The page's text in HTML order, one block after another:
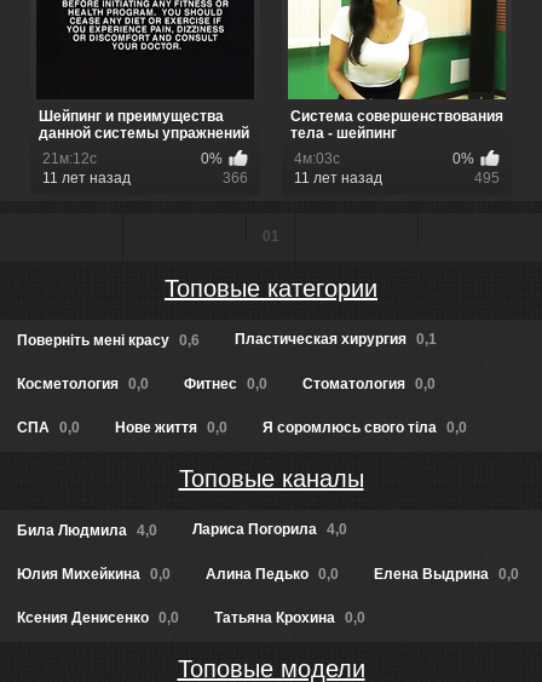
Топовые категории
Повернiть менi красу 0,6 Пластическая хирургия 0,1
Косметология 0,0 Фитнес 0,0 Стоматология 0,0
СПА 0,0 Нове життя 0,0 Я соромлюсь свого тіла 0,0
Топовые каналы
Била Людмила 4,0 Лариса Погорила 4,0
Юлия Михейкина 0,0 Алина Педько 0,0 Елена Выдрина 0,0
Ксения Денисенко 0,0 Татьяна Крохина 0,0
Топовые модели
Шейпинг и преимущества
данной системы упражнений
21м:12с
0%
11 лет назад
366
Система совершенствования
тела - шейпинг
4м:03с
0%
11 лет назад
495
01